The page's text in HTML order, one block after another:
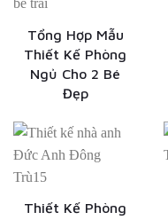
Tổng Hợp Mẫu
Thiết Kế Phòng
Ngủ Cho 2 Bé
Đẹp
Thiết Kế Phòng